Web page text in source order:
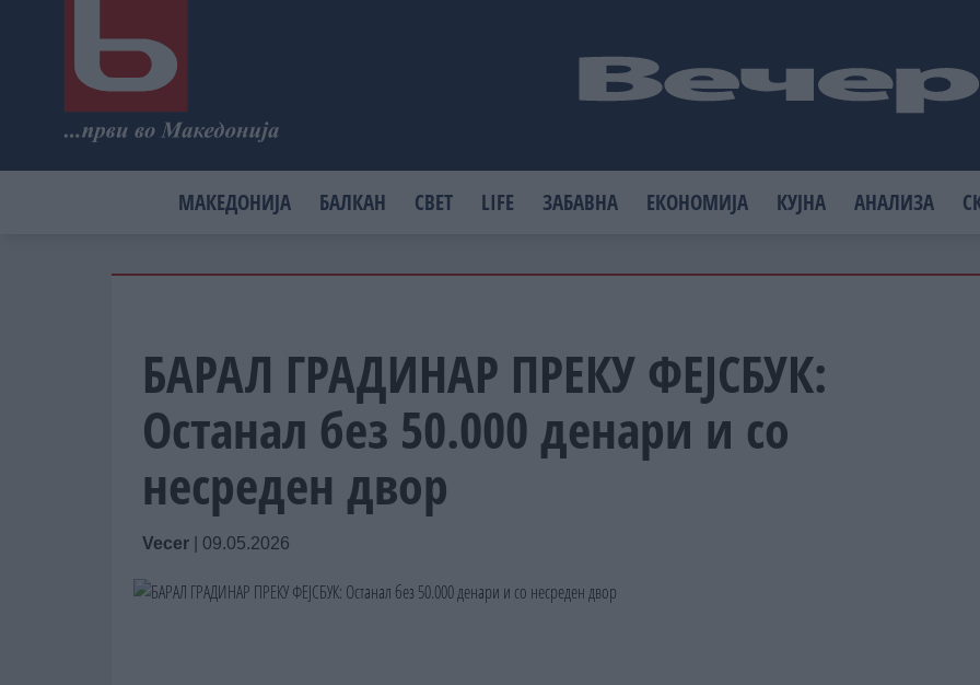
МАКЕДОНИЈА БАЛКАН СВЕТ LIFE ЗАБАВНА ЕКОНОМИЈА КУЈНА АНАЛИЗА
БАРАЛ ГРАДИНАР ПРЕКУ ФЕЈСБУК:
Останал без 50.000 денари и со
несреден двор
Vecer 09.05.2026